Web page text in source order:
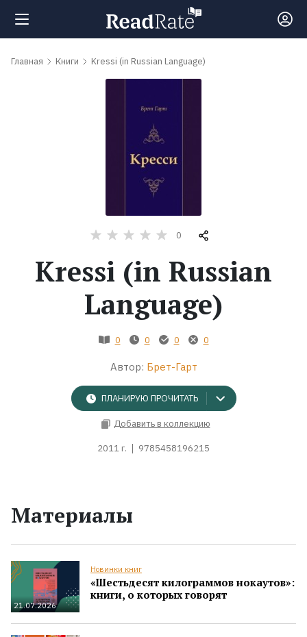
Поиск
книги
Экранизации
Главная Книги Kressi (in Russian Language)
0
Kressi (in Russian
Language)
0 0 0 0
Автор: Брет-Гарт
ПЛАНИРУЮ ПРОЧИТАТЬ
Добавить в коллекцию
2011 г. 9785458196215
Материалы
21.07.2026
Новинки книг
«Шестьдесят килограммов нокаутов»:
книги, о которых говорят